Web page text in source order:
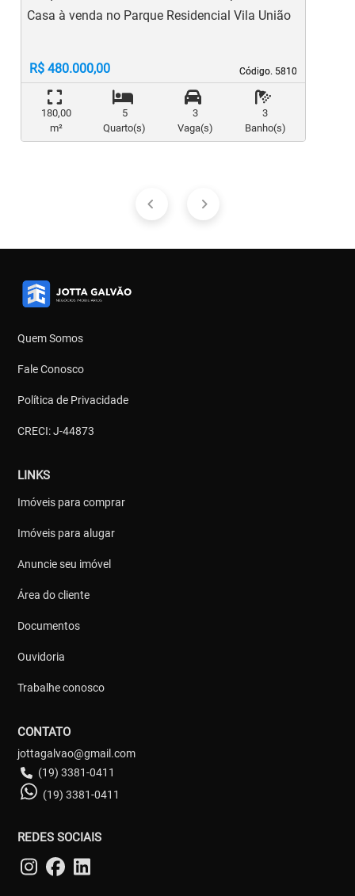
Código. 5810
Código. 5810
Casa à venda no Parque Residencial Vila União
R$ 480.000,00
180,00
m²
5
Quarto(s)
3
Vaga(s)
3
Banho(s)
Quem Somos
Fale Conosco
Política de Privacidade
CRECI: J-44873
LINKS
Imóveis para comprar
Imóveis para alugar
Anuncie seu imóvel
Área do cliente
Documentos
Ouvidoria
Trabalhe conosco
CONTATO
jottagalvao@gmail.com
(19) 3381-0411
(19) 3381-0411
REDES SOCIAIS